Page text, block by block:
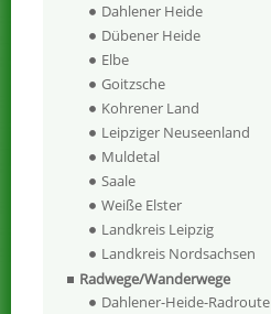
Dahlener Heide
Dübener Heide
Elbe
Goitzsche
Kohrener Land
Leipziger Neuseenland
Muldetal
Saale
Weiße Elster
Landkreis Leipzig
Landkreis Nordsachsen
Radwege/Wanderwege
Dahlener-Heide-Radroute